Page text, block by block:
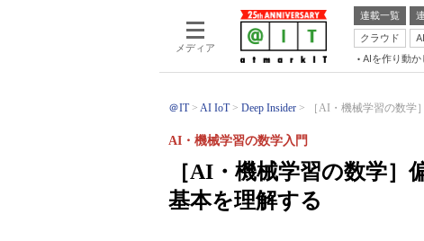
メディア
連載一覧
クラウド
AIを作り動
＠IT AI IoT Deep Insider ［AI・機械学習の数学
［AI・機械学習の数学］
基本を理解する
AI・機械学習の数学入門